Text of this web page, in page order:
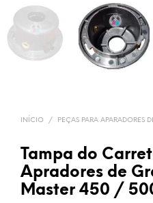
INÍCIO / PEÇAS PARA APARADORES
Tampa do
Apradores de
Master 450 /